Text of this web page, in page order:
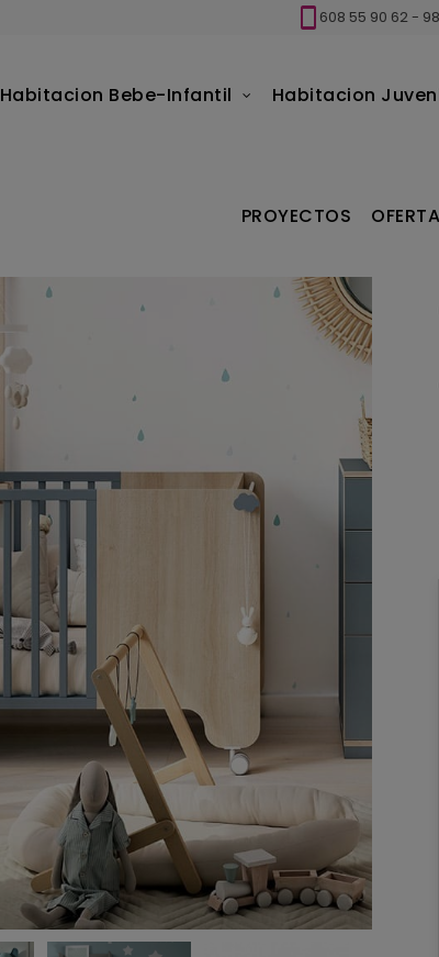
608 55 90 62 -
Habitacion Bebe-Infantil Habitacion
PROYECTOS